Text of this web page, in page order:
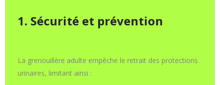
1. Sécurité et prévention
La grenouillère adulte empêche le retrait des protections
urinaires, limitant ainsi :